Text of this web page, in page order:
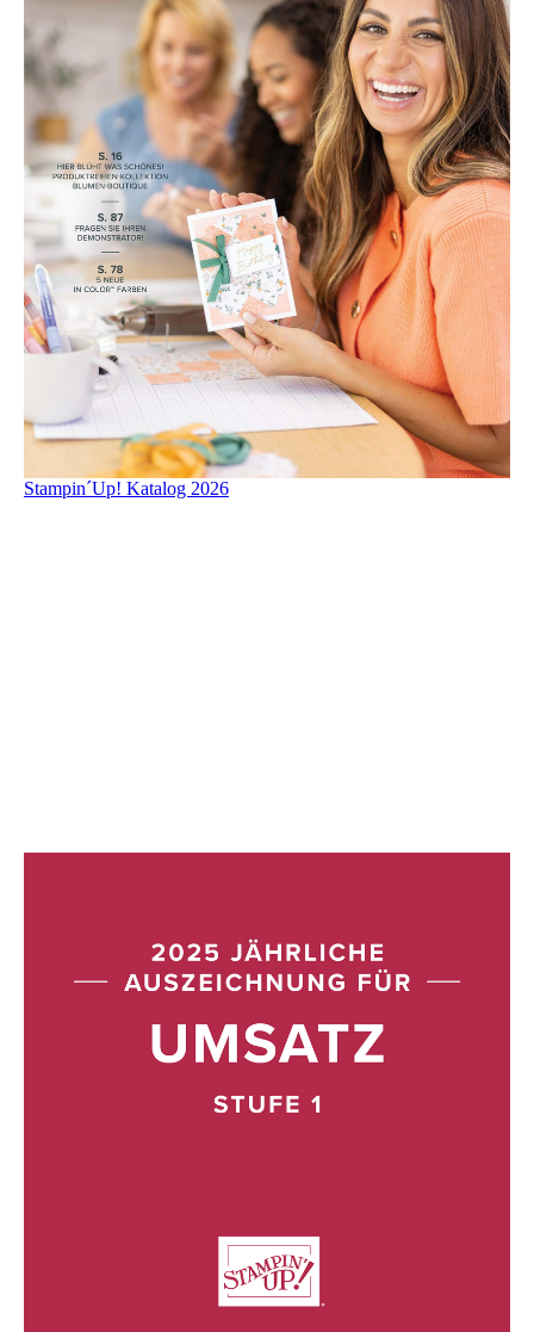
Stampin´Up! Katalog 2026